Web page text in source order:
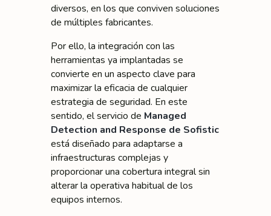
diversos, en los que conviven soluciones
de múltiples fabricantes.
Por ello, la integración con las
herramientas ya implantadas se
convierte en un aspecto clave para
maximizar la eficacia de cualquier
estrategia de seguridad. En este
sentido, el servicio de Managed
Detection and Response de Sofistic
está diseñado para adaptarse a
infraestructuras complejas y
proporcionar una cobertura integral sin
alterar la operativa habitual de los
equipos internos.